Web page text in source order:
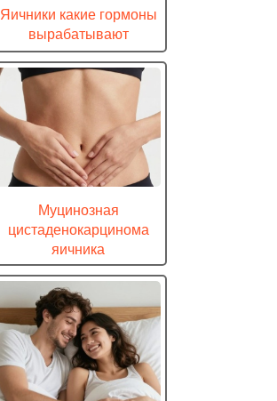
Яичники какие гормоны
вырабатывают
Муцинозная
цистаденокарцинома
яичника